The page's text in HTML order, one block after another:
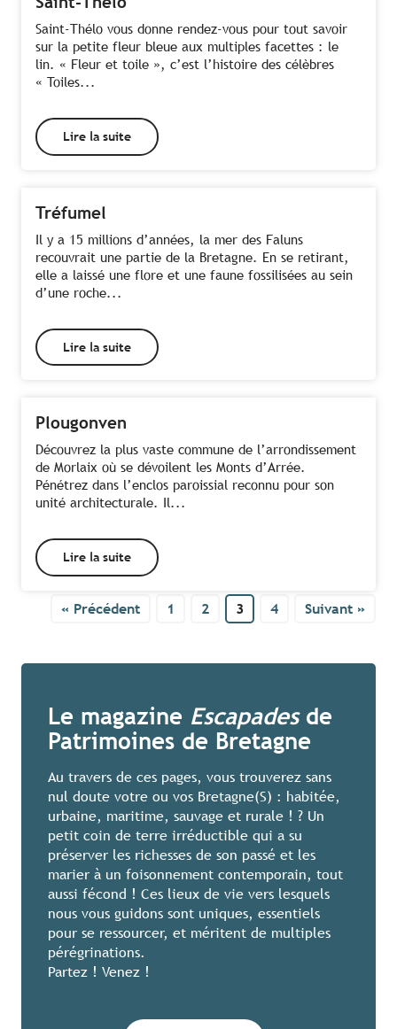
Saint-Thélo vous donne rendez-vous pour tout savoir
sur la petite fleur bleue aux multiples facettes : le
lin. « Fleur et toile », c’est l’histoire des célèbres
« Toiles...
Lire la suite
Tréfumel
Il y a 15 millions d’années, la mer des Faluns
recouvrait une partie de la Bretagne. En se retirant,
elle a laissé une flore et une faune fossilisées au sein
d’une roche...
Lire la suite
Plougonven
Découvrez la plus vaste commune de l’arrondissement
de Morlaix où se dévoilent les Monts d’Arrée.
Pénétrez dans l’enclos paroissial reconnu pour son
unité architecturale. Il...
Lire la suite
« Précédent 1 2 3 4 Suivant »
Le magazine Escapadesde
Patrimoines de Bretagne
Au travers de ces pages, vous trouverez sans
nul doute votre ou vos Bretagne(S) : habitée,
urbaine, maritime, sauvage et rurale ! ? Un
petit coin de terre irréductible qui a su
préserver les richesses de son passé et les
marier à un foisonnement contemporain, tout
aussi fécond ! Ces lieux de vie vers lesquels
nous vous guidons sont uniques, essentiels
pour se ressourcer, et méritent de multiples
pérégrinations.
Partez ! Venez !